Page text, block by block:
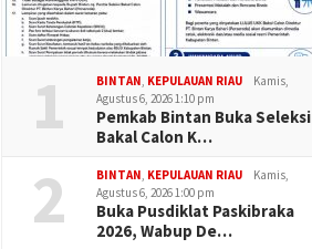
1 BINTAN KEPULAUAN RIAU
Kamis,
Agustus 6, 2026 1:10 pm
Pemkab Bintan Buka Seleksi
Bakal Calon K…
2 BINTAN KEPULAUAN RIAU
Kamis,
Agustus 6, 2026 1:00 pm
Buka Pusdiklat Paskibraka
2026, Wabup De…